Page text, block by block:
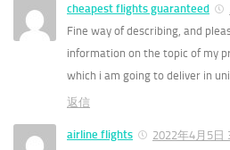
cheapest flights guaranteed
Fine way of describing, and
information on the topic of my
which i am going to deliver in
返信
airline flights
2022年4月5日